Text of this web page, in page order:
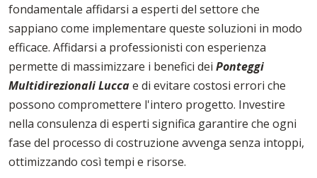
fondamentale affidarsi a esperti del settore che
sappiano come implementare queste soluzioni in modo
efficace. Affidarsi a professionisti con esperienza
permette di massimizzare i benefici dei Ponteggi
Multidirezionali Luccae di evitare costosi errori che
possono compromettere l'intero progetto. Investire
nella consulenza di esperti significa garantire che ogni
fase del processo di costruzione avvenga senza intoppi,
ottimizzando così tempi e risorse.